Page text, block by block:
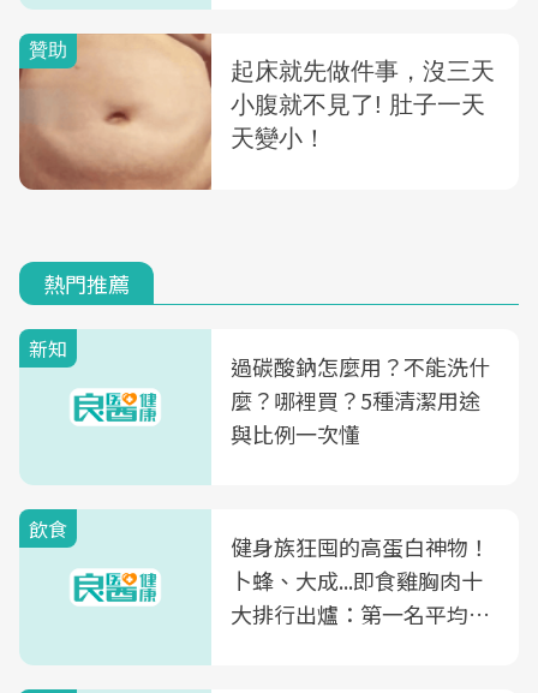
熱門推薦
新知
過碳酸鈉怎麼用？不能洗什
麼？哪裡買？5種清潔用途
與比例一次懂
飲食
健身族狂囤的高蛋白神物！
卜蜂、大成...即食雞胸肉十
大排行出爐：第一名平均一